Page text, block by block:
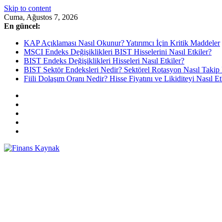
Skip to content
Cuma, Ağustos 7, 2026
En güncel:
KAP Açıklaması Nasıl Okunur? Yatırımcı İçin Kritik Maddeler
MSCI Endeks Değişiklikleri BIST Hisselerini Nasıl Etkiler?
BIST Endeks Değişiklikleri Hisseleri Nasıl Etkiler?
BIST Sektör Endeksleri Nedir? Sektörel Rotasyon Nasıl
Fiili Dolaşım Oranı Nedir? Hisse Fiyatını ve Likiditeyi Nasıl